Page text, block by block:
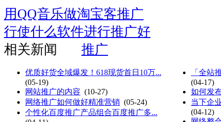
用QQ音乐做淘宝客推广
行使什么软件进行推广好
相关新闻
推广
优质好货全域爆发！618现货首日10万...
(05-19)
网站推广的内容 (10-27)
网络推广如何做好精准营销 (05-24)
个性化百度推广产品组合百度推广多...
「全站
(04-17)
如何发
当下企
(04-12)